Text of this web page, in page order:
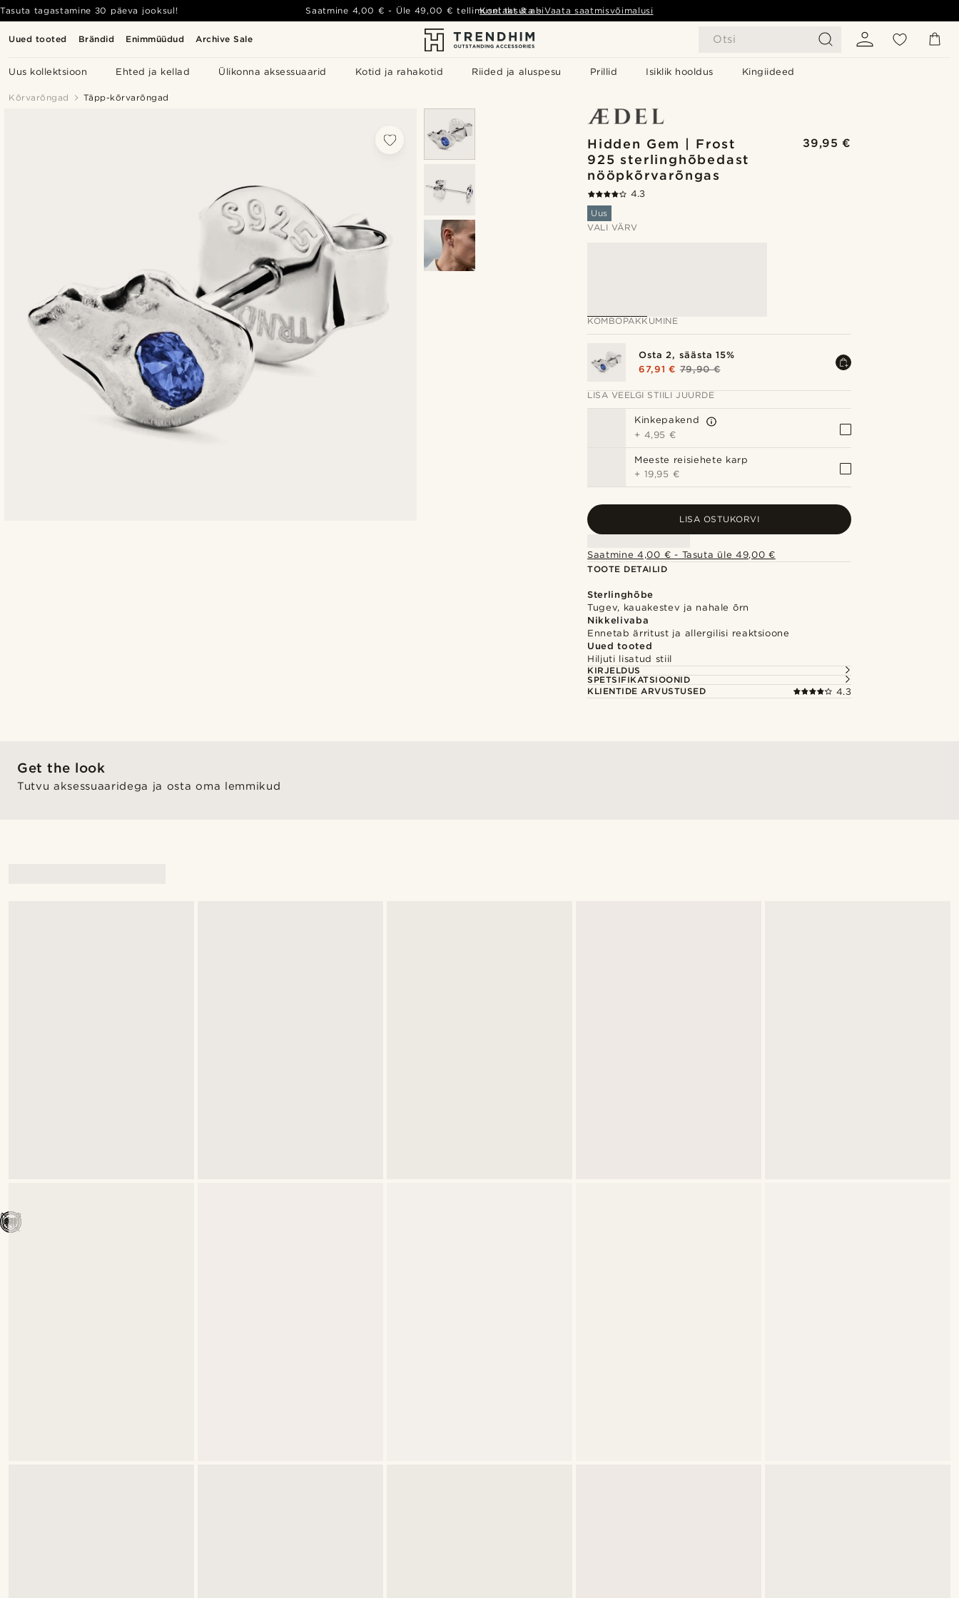
Uued tooted Brändid Enimmüüdud Archive Sale Otsi
Uus kollektsioon Ehted ja kellad Ülikonna aksessuaarid Kotid ja rahakotid Riided ja aluspesu Prillid Isiklik hooldus Kingiideed
Tasuta tagastamine 30 päeva jooksul! Saatmine 4,00 € - Üle 49,00 € tellimusel tasuta- Vaata saatmisvõimalusi
Kontakt & abi
Kõrvarõngad Täpp-kõrvarõngad
Hidden Gem | Frost
925 sterlinghõbedast
nööpkõrvarõngas
39,95 €
4.3
Uus
VALI VÄRV
KOMBOPAKKUMINE
Osta 2, säästa 15%
67,91 € 79,90 €
LISA VEELGI STIILI JUURDE
Kinkepakend
+ 4,95 €
Meeste reisiehete karp
+ 19,95 €
LISA OSTUKORVI
Saatmine 4,00 € - Tasuta üle 49,00 €
TOOTE DETAILID
Sterlinghõbe
Tugev, kauakestev ja nahale õrn
Nikkelivaba
Ennetab ärritust ja allergilisi reaktsioone
Uued tooted
Hiljuti lisatud stiil
KIRJELDUS
SPETSIFIKATSIOONID
KLIENTIDE ARVUSTUSED
4.3
Get the look
Tutvu aksessuaaridega ja osta oma lemmikud